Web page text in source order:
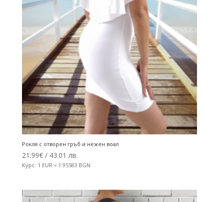
Рокля с отворен гръб и нежен воал
21.99€/ 43.01 лв.
Курс: 1 EUR = 1.95583 BGN